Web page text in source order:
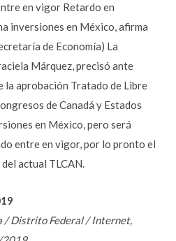
en vigor Retardo en
inversiones en México, afirma
de Economía) La
Márquez, precisó ante
la aprobación Tratado de Libre
de Canadá y Estados
en México, pero será
entre en vigor, por lo pronto el
actual TLCAN.
/ Distrito Federal / Internet,